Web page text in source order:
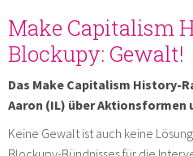
Make Capitalism
Blockupy: Gewalt!
Das Make Capitalism History-
Aaron (IL) über
Keine Gewalt ist auch keine